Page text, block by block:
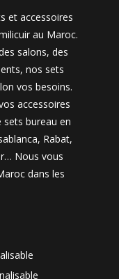
et accessoires
au Maroc.
salons, des
nos sets
vos besoins.
accessoires
sets bureau en
Rabat,
Nous vous
dans les